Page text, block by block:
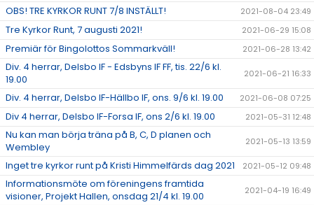
OBS! TRE KYRKOR RUNT 7/8 INSTÄLLT! 2021-08-04 23:49
Tre Kyrkor Runt, 7 augusti 2021! 2021-06-29 15:08
Premiär för Bingolottos Sommarkväll! 2021-06-28 13:42
Div. 4 herrar, Delsbo IF - Edsbyns IF FF, tis. 22/6 kl.
19.00
2021-06-21 16:33
Div. 4 herrar, Delsbo IF-Hällbo IF, ons. 9/6 kl. 19.00 2021-06-08 07:25
Div 4 herrar, Delsbo IF-Forsa IF, ons 2/6 kl. 19.00 2021-05-31 12:48
Nu kan man börja träna på B, C, D planen och
Wembley
2021-05-13 13:59
Inget tre kyrkor runt på Kristi Himmelfärds dag 2021 2021-05-12 09:48
Informationsmöte om föreningens framtida
visioner, Projekt Hallen, onsdag 21/4 kl. 19.00
2021-04-19 16:49